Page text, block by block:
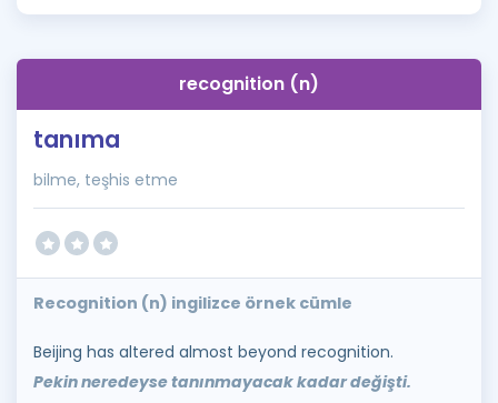
İngilizce Gramerrecognition (n)
tanıma
bilme, teşhis etme
Recognition (n) ingilizce örnek cümle
Beijing has altered almost beyond recognition.
Pekin neredeyse tanınmayacak kadar değişti.